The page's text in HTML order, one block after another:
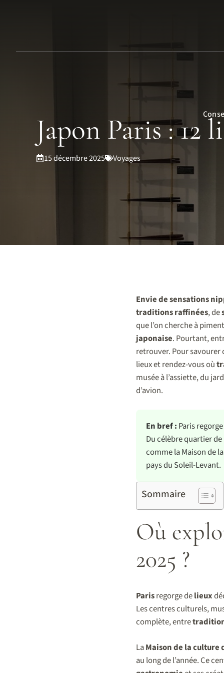
Japon Paris : 12
15 décembre 2025 Voyages
Envie de sensations
traditions raffinées, de
que l’on cherche à
japonaise. Pourtant,
retrouver. Pour
lieux et rendez-vous où
musée à l’assiette, du
d’avion.
En bref : Paris
Du célèbre quartier
comme la Maison de
pays du Soleil-Levant.
Sommaire
Où
2025 ?
Parisregorge delieux
Les centres culturels,
complète, entre
LaMaison de la culture
au long de l’année. Ce